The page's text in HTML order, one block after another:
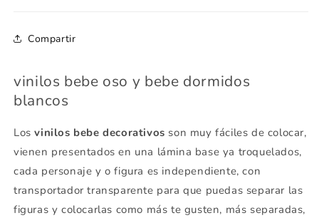
Compartir
vinilos bebe oso y bebe dormidos
blancos
Losvinilos bebe decorativos son muy fáciles de colocar,
vienen presentados en una lámina base ya troquelados,
cada personaje y o figura es independiente, con
transportador transparente para que puedas separar las
figuras y colocarlas como más te gusten, más separadas,